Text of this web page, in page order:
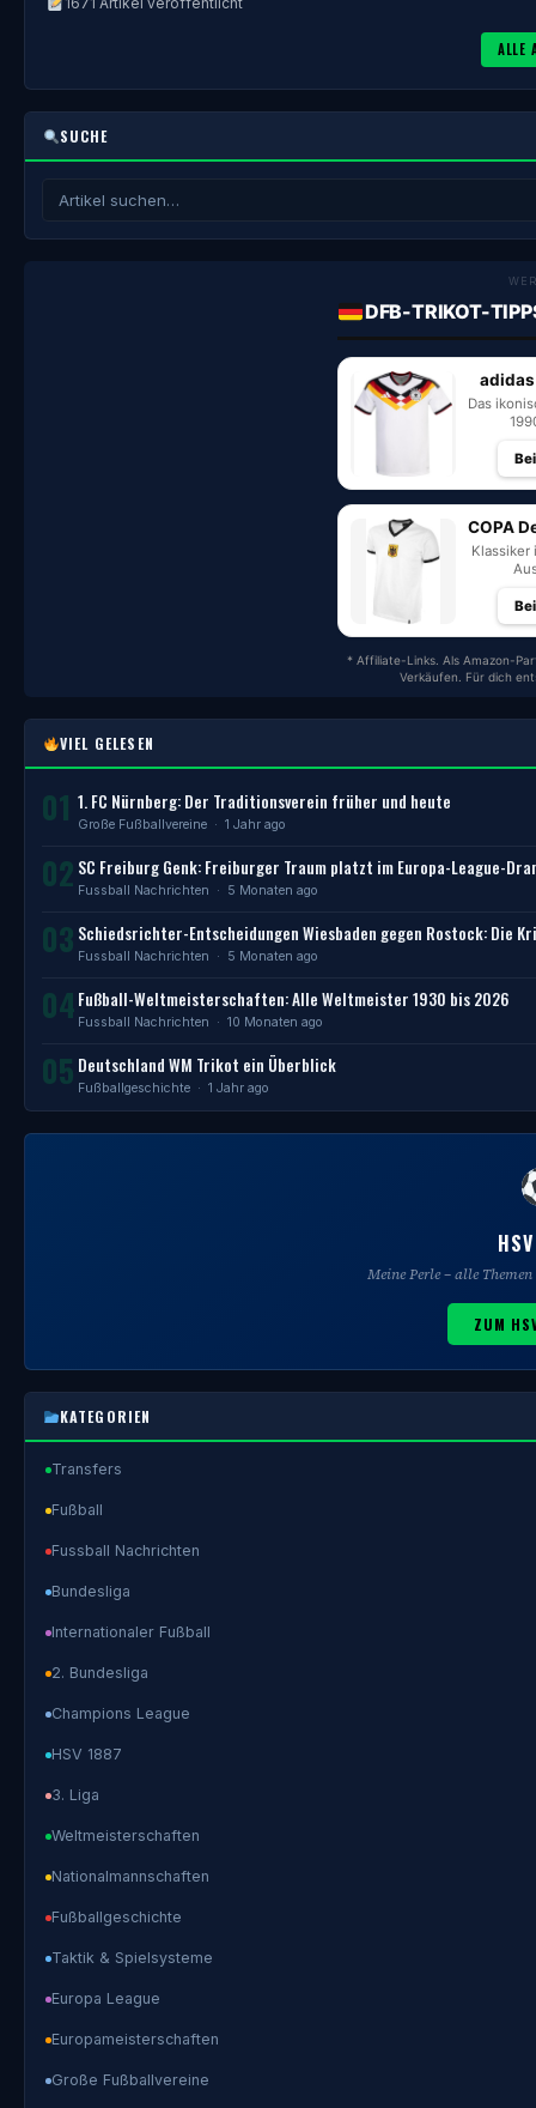
ALLE
SUCHE
DFB-TRIKOT-
Das
COPA
Klassiker
* Affiliate-Links. Als Amazon-
Verkäufen. Für dich
VIEL GELESEN
01 1. FC Nürnberg: Der Traditionsverein früher und heute
Große Fußballvereine · 1 Jahr ago
02 SC Freiburg Genk: Freiburger Traum platzt im Europa-League-
Fussball Nachrichten · 5 Monaten ago
03 Schiedsrichter-Entscheidungen Wiesbaden gegen Rostock: Die
Fussball Nachrichten · 5 Monaten ago
04 Fußball-Weltmeisterschaften: Alle Weltmeister 1930 bis 2026
Fussball Nachrichten · 10 Monaten ago
05 Deutschland WM Trikot ein Überblick
Fußballgeschichte · 1 Jahr ago
Meine Perle – alle
ZUM
KATEGORIEN
Transfers
Fußball
Fussball Nachrichten
Bundesliga
Internationaler Fußball
2. Bundesliga
Champions League
HSV 1887
3. Liga
Weltmeisterschaften
Nationalmannschaften
Fußballgeschichte
Taktik & Spielsysteme
Europa League
Europameisterschaften
Große Fußballvereine